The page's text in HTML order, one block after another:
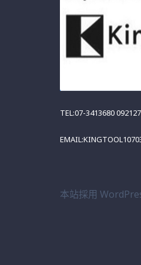
TEL:07-3413680
本站採用